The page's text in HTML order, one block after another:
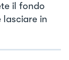
il fondo
lasciare in